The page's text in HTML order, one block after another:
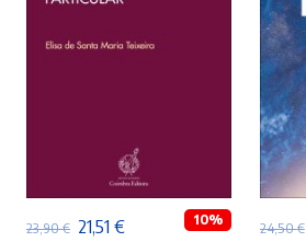
ADICIONAR
23,90€ O
21,51 €O
10% 24,50€